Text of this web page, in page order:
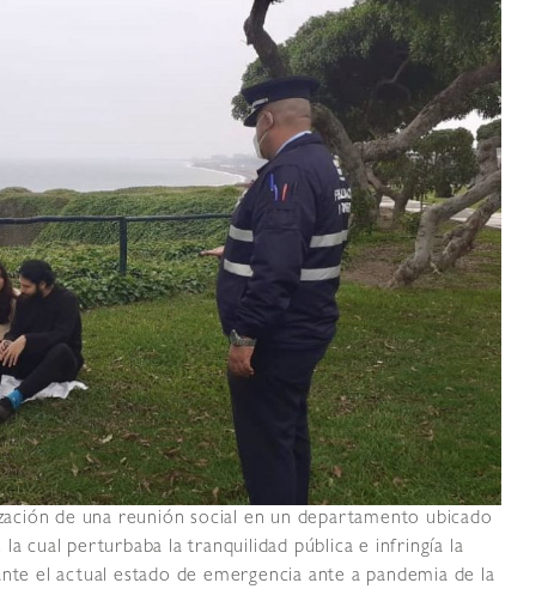
de una reunión social en un departamento ubicado
cual perturbaba la tranquilidad pública e infringía la
el actual estado de emergencia ante a pandemia de la